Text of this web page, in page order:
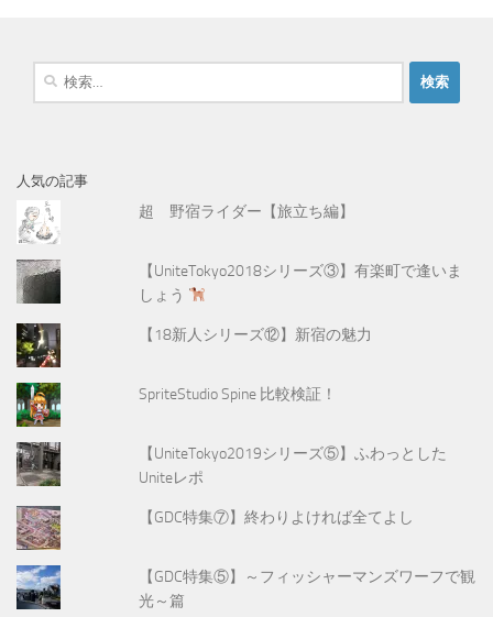
人気の記事
超 野宿ライダー【旅立ち編】
【UniteTokyo2018シリーズ③】有楽町で逢いま
しょう
【18新人シリーズ⑫】新宿の魅力
SpriteStudio Spine 比較検証！
【UniteTokyo2019シリーズ⑤】ふわっとした
Uniteレポ
【GDC特集⑦】終わりよければ全てよし
【GDC特集⑤】～フィッシャーマンズワーフで観
光～篇